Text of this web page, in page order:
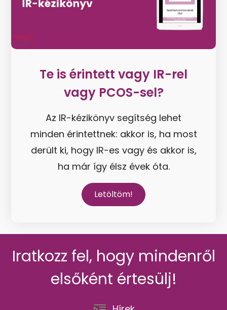
Te is érintett vagy IR-rel
vagy PCOS-sel?
Az IR-kézikönyv segítség lehet
minden érintettnek: akkor is, ha most
derült ki, hogy IR-es vagy és akkor is,
ha már így élsz évek óta.
Letöltöm!
Iratkozz fel, hogy mindenről
elsőként értesülj!